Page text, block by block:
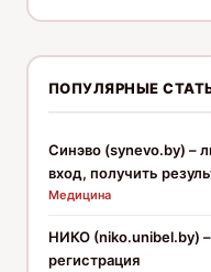
ПОПУЛЯРНЫЕ
Синэво (synevo.by) –
вход, получить
Медицина
НИКО (niko.unibel.by)
регистрация